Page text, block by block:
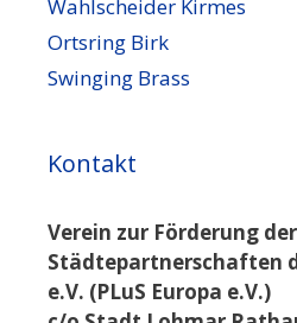
Wahlscheider Kirmes
Ortsring Birk
Swinging Brass
Kontakt
Verein zur Förderung
Städtepartnerschaften
e.V. (PLuS Europa e.V.)